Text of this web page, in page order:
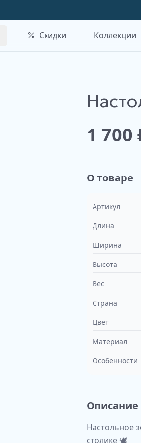
Скидки Коллекции
1 700
О товаре
Артикул
Длина
Ширина
Высота
Вес
Страна
Цвет
Материал
Особенности
Описание
Настольное
столике 🕊️